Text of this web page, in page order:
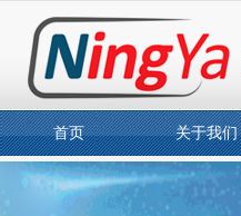
首页 关于我们